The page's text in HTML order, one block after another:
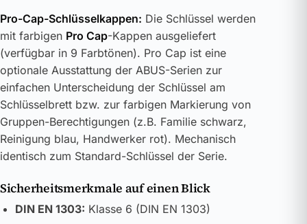
Pro-Cap-Schlüsselkappen: Die Schlüssel werden
mit farbigen Pro Cap-Kappen ausgeliefert
(verfügbar in 9 Farbtönen). Pro Cap ist eine
optionale Ausstattung der ABUS-Serien zur
einfachen Unterscheidung der Schlüssel am
Schlüsselbrett bzw. zur farbigen Markierung von
Gruppen-Berechtigungen (z.B. Familie schwarz,
Reinigung blau, Handwerker rot). Mechanisch
identisch zum Standard-Schlüssel der Serie.
Sicherheitsmerkmale auf einen Blick
DIN EN 1303: Klasse 6 (DIN EN 1303)